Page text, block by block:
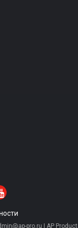
pro.ru | AP